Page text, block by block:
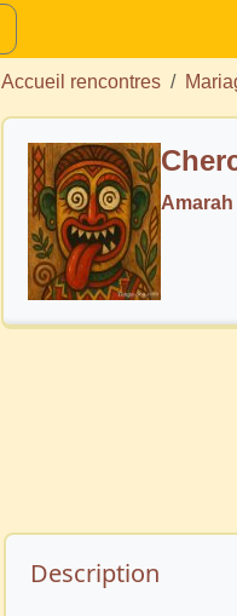
Accueil rencontres
Description
Description